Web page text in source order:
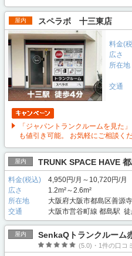
屋内 スペラボ 十三東店
料金(
広さ
所在地
交通
「ジャパントランクルームを見た
も値引き可能。 お気軽にご相談くだ
屋内 TRUNK SPACE HAVE
料金(税込)
4,950円/月～10,720円/月
広さ
1.2m²～2.6m²
所在地
大阪府大阪市都島区善源
交通
大阪市営谷町線 都島駅
屋内 SenkaQトランクルーム
(5.0)・1件の口コミ